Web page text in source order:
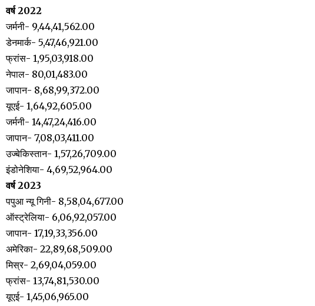
वर्ष 2022
जर्मनी- 9,44,41,562.00
डेनमार्क- 5,47,46,921.00
फ्रांस- 1,95,03,918.00
नेपाल- 80,01,483.00
जापान- 8,68,99,372.00
यूएई- 1,64,92,605.00
जर्मनी- 14,47,24,416.00
जापान- 7,08,03,411.00
उज्बेकिस्तान- 1,57,26,709.00
इंडोनेशिया- 4,69,52,964.00
वर्ष 2023
पपुआ न्यू गिनी- 8,58,04,677.00
ऑस्ट्रेलिया- 6,06,92,057.00
जापान- 17,19,33,356.00
अमेरिका- 22,89,68,509.00
मिस्र- 2,69,04,059.00
फ्रांस- 13,74,81,530.00
यूएई- 1,45,06,965.00